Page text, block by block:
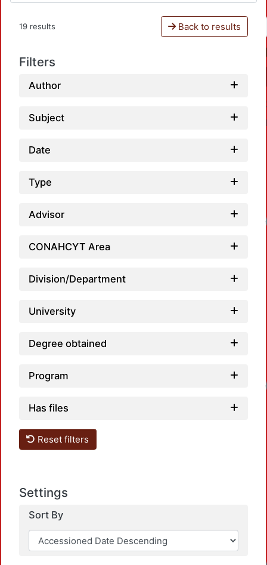
19 results Back to results
Filters
Author
Subject
Date
Type
Advisor
CONAHCYT Area
Division/Department
University
Degree obtained
Program
Has files
Reset filters
Settings
Sort By